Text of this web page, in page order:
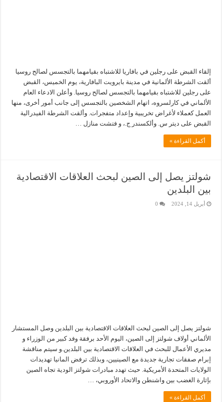
إلقاء القبض على رجلين في بافاريا للاشتباه بقيامهما بالتجسس لصالح روسيا
ألقت الشرطة الألمانية في مدينة بايرويت البافارية، يوم الخميس، القبض
على رجلين للاشتباه بقيامهما بالتجسس لصالح روسيا. وأعلن الادعاء العام
الألماني في كارلسروه، اتهام الشخصين بالتجسس إلى جانب أمور أخرى، منها
العمل كعملاء لأغراض تخريبية وإعداد متفجرات. وألقت الشرطة الفيدرالية
القبض على ديتر س. وألكسندر ج.، و فتشت منازل …
أكمل القراءة »
شولتز يصل إلى الصين لبحث العلاقات الاقتصادية
بين البلدين
أبريل 14, 2024 0
شولتز يصل إلى الصين لبحث العلاقات الاقتصادية بين البلدين وصل المستشار
الألماني أولاف شولتز إلى الصين، اليوم الأحد برفقة وفد كبير من الوزراء و
مديري الأعمال للبحث في العلاقات الاقتصادية بين البلدين.و سيتم مناقشة
إبرام صفقات تجارية جديدة مع الصينيين، وبذلك ترفض المانيا تهديدات
الولايات المتحدة الأمريكية. حيث تهدد مبادرات شولتز الودية تجاه الصين
بإثارة الغضب بين واشنطن والاتحاد الأوروبي، …
أكمل القراءة »